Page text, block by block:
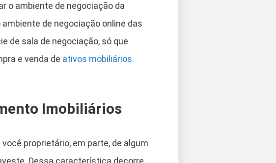
o ambiente de negociação da
de negociação online das
de sala de negociação, só que
e venda de ativos mobiliários.
Imobiliários
proprietário, em parte, de algum
Dessa característica decorre